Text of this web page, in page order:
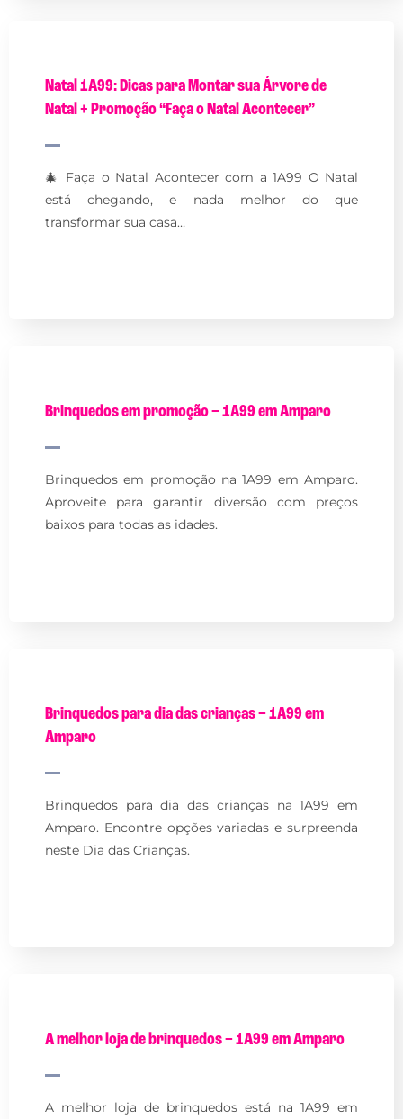
Natal 1A99: Dicas para Montar sua Árvore de
Natal + Promoção “Faça o Natal Acontecer”
🎄 Faça o Natal Acontecer com a 1A99 O Natal
está chegando, e nada melhor do que
transformar sua casa…
Brinquedos em promoção – 1A99 em Amparo
Brinquedos em promoção na 1A99 em Amparo.
Aproveite para garantir diversão com preços
baixos para todas as idades.
Brinquedos para dia das crianças – 1A99 em
Amparo
Brinquedos para dia das crianças na 1A99 em
Amparo. Encontre opções variadas e surpreenda
neste Dia das Crianças.
A melhor loja de brinquedos – 1A99 em Amparo
A melhor loja de brinquedos está na 1A99 em